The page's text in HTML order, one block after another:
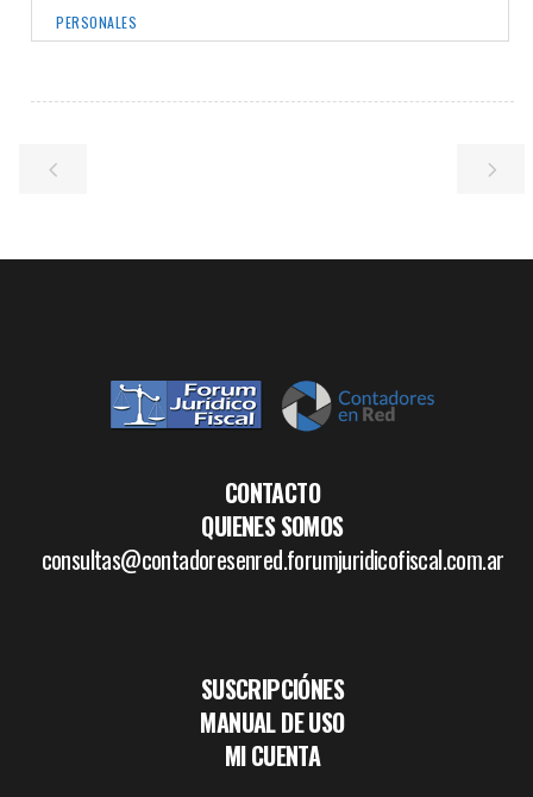
PERSONALES
CONTACTO
QUIENES SOMOS
consultas@contadoresenred.forumjuridicofiscal.com.ar
SUSCRIPCIÓNES
MANUAL DE USO
MI CUENTA